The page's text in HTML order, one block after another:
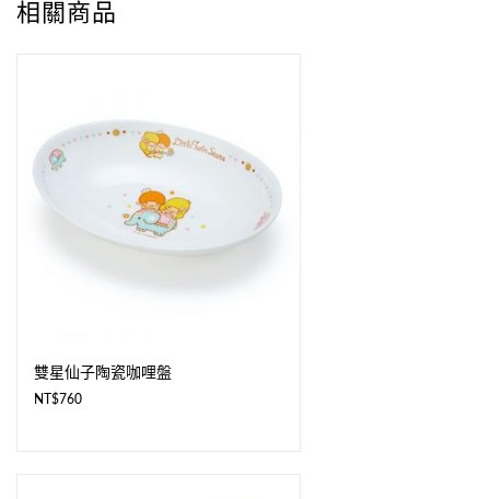
相關商品
雙星仙子陶瓷咖哩盤
NT$760